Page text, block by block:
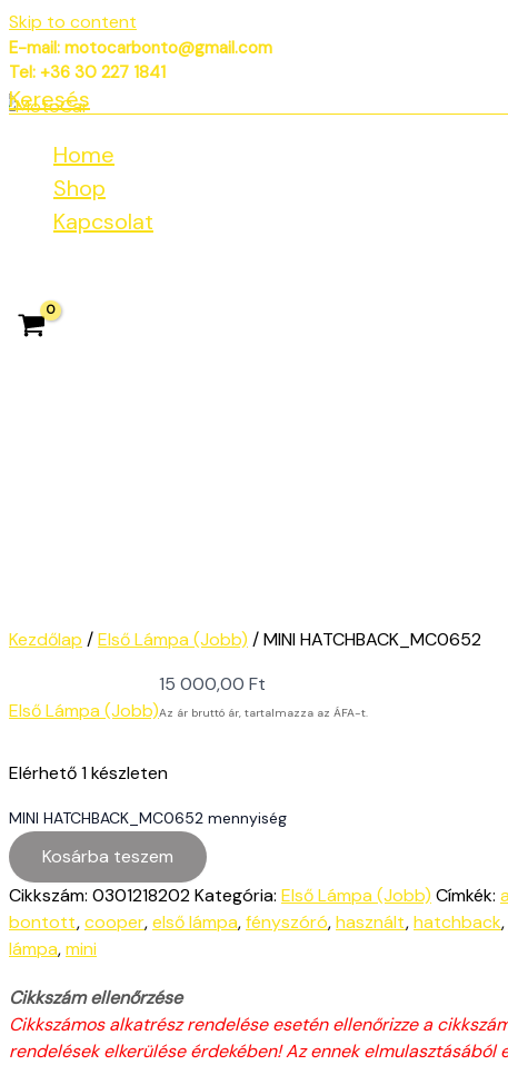
Skip to content
E-mail: motocarbonto@gmail.com
Tel: +36 30 227 1841
Keresés
Home
Shop
Kapcsolat
Kezdőlap /Első Lámpa (Jobb) / MINI HATCHBACK_MC0652
Első Lámpa (Jobb)
15 000,00 Ft
Az ár bruttó ár, tartalmazza az ÁFA-t.
Elérhető1 készleten
MINI HATCHBACK_MC0652 mennyiség
Kosárba teszem
Cikkszám: 0301218202Kategória: Első Lámpa (Jobb) Címkék:
bontott,cooper,első lámpa,fényszóró,használt,hatchback,
lámpa,mini
Cikkszám ellenőrzése
Cikkszámos alkatrész rendelése esetén ellenőrizze a
rendelések elkerülése érdekében! Az ennek elmulasztásából